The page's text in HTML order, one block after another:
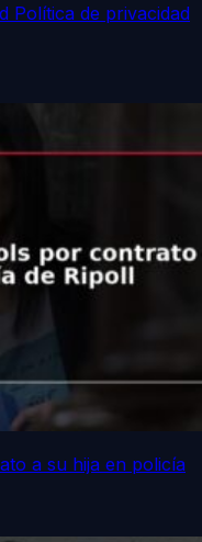
Política de privacidad
a su hija en policía